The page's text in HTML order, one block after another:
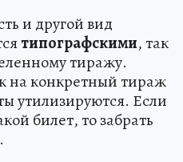
и другой вид
типографскими, так
тиражу.
на конкретный тираж
утилизируются. Если
билет, то забрать